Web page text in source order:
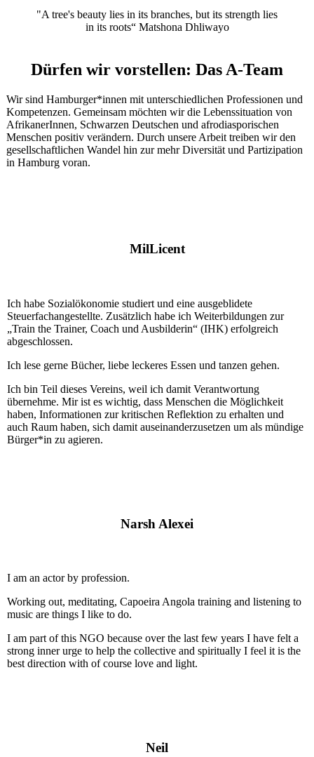
"A tree's beauty lies in its branches, but its strength lies
in its roots“ Matshona Dhliwayo
Dürfen wir vorstellen: Das A-Team
Wir sind Hamburger*innen mit unterschiedlichen Professionen und
Kompetenzen. Gemeinsam möchten wir die Lebenssituation von
AfrikanerInnen, Schwarzen Deutschen und afrodiasporischen
Menschen positiv verändern. Durch unsere Arbeit treiben wir den
gesellschaftlichen Wandel hin zur mehr Diversität und Partizipation
in Hamburg voran.
MilLicent
Ich habe Sozialökonomie studiert und eine ausgeblidete
Steuerfachangestellte. Zusätzlich habe ich Weiterbildungen zur
„Train the Trainer, Coach und Ausbilderin“ (IHK) erfolgreich
abgeschlossen.
Ich lese gerne Bücher, liebe leckeres Essen und tanzen gehen.
Ich bin Teil dieses Vereins, weil ich damit Verantwortung
übernehme. Mir ist es wichtig, dass Menschen die Möglichkeit
haben, Informationen zur kritischen Reflektion zu erhalten und
auch Raum haben, sich damit auseinanderzusetzen um als mündige
Bürger*in zu agieren.
Narsh Alexei
I am an actor by profession.
Working out, meditating, Capoeira Angola training and listening to
music are things I like to do.
I am part of this NGO because over the last few years I have felt a
strong inner urge to help the collective and spiritually I feel it is the
best direction with of course love and light.
Neil